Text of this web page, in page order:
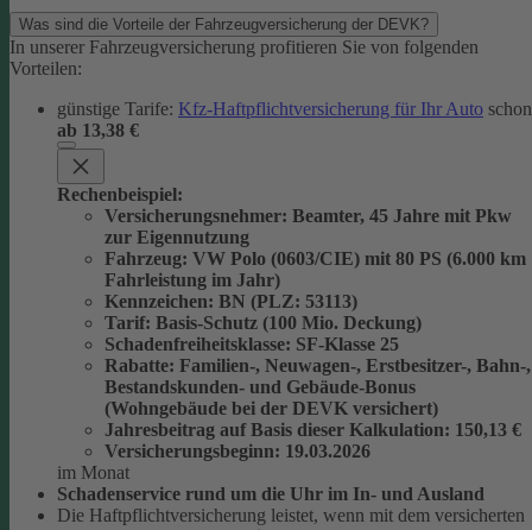
Was sind die Vorteile der Fahrzeugversicherung der DEVK?
In unserer Fahrzeugversicherung profitieren Sie von folgenden
Vorteilen:
günstige Tarife: Kfz-Haftpflichtversicherung für Ihr Auto schon
ab 13,38 €
Rechenbeispiel:
Versicherungsnehmer: Beamter, 45 Jahre mit Pkw
zur Eigennutzung
Fahrzeug: VW Polo (0603/CIE) mit 80 PS (6.000 km
Fahrleistung im Jahr)
Kennzeichen: BN (PLZ: 53113)
Tarif: Basis-Schutz (100 Mio. Deckung)
Schadenfreiheitsklasse: SF-Klasse 25
Rabatte: Familien-, Neuwagen-, Erstbesitzer-, Bahn-,
Bestandskunden- und Gebäude-Bonus
(Wohngebäude bei der DEVK versichert)
Jahresbeitrag auf Basis dieser Kalkulation: 150,13 €
Versicherungsbeginn: 19.03.2026
im Monat
Schadenservice rund um die Uhr im In- und Ausland
Die Haftpflichtversicherung leistet, wenn mit dem versicherten